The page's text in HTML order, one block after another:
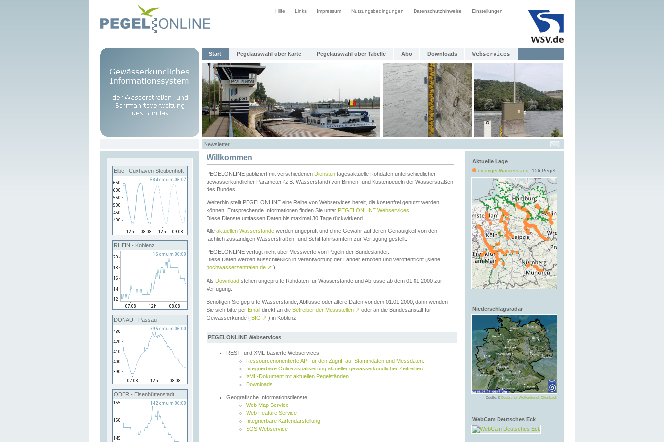
Hilfe Links Impressum Nutzungsbedingungen Datenschutzhinweise Einstellungen
Start Pegelauswahl über Karte Pegelauswahl über Tabelle Abo Downloads Webservices
Newsletter
Elbe - Cuxhaven Steubenhöft
RHEIN - Koblenz
DONAU - Passau
ODER - Eisenhüttenstadt
Aktuelle Lage
niedriger Wasserstand: 156 Pegel
Niederschlagsradar
Quelle: © Deutscher Wetterdienst, Offenbach
WebCam Deutsches Eck
Willkommen
PEGELONLINE publiziert mit verschiedenen Diensten tagesaktuelle Rohdaten unterschiedlicher
gewässerkundlicher Parameter (z.B. Wasserstand) von Binnen- und Küstenpegeln der Wasserstraßen
des Bundes.
Weiterhin stellt PEGELONLINE eine Reihe von Webservices bereit, die kostenfrei genutzt werden
können. Entsprechende Informationen finden Sie unter PEGELONLINE Webservices
Diese Dienste umfassen Daten bis maximal 30 Tage rückwirkend.
Alle aktuellen Wasserstände werden ungeprüft und ohne Gewähr auf deren Genauigkeit von den
fachlich zuständigen Wasserstraßen- und Schifffahrtsämtern zur Verfügung gestellt.
PEGELONLINE verfügt nicht über Messwerte von Pegeln der Bundesländer.
Diese Daten werden ausschließlich in Verantwortung der Länder erhoben und veröffentlicht (siehe
hochwasserzentralen.de ↗ ).
Als Download stehen ungeprüfte Rohdaten für Wasserstände und Abflüsse ab dem 01.01.2000 zur
Verfügung.
Benötigen Sie geprüfte Wasserstände, Abflüsse oder ältere Daten vor dem 01.01.2000, dann wenden
Sie sich bitte per Email direkt an die Betreiber der Messstellen ↗ oder an die Bundesanstalt für
Gewässerkunde ( BfG ↗ ) in Koblenz.
PEGELONLINE Webservices
REST- und XML-basierte Webservices
Ressourcenorientierte API für den Zugriff auf Stammdaten und Messdaten.
Integrierbare Onlinevisualisierung aktueller gewässerkundlicher Zeitreihen
XML-Dokument mit aktuellen Pegelständen
Downloads
Geografische Informationsdienste
Web Map Service
Web Feature Service
Integrierbare Kartendarstellung
SOS Webservice